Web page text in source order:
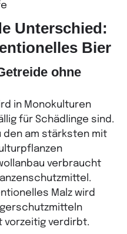
Unterschied:
Bier
ohne
in Monokulturen
für Schädlinge sind.
den am stärksten mit
verbraucht
Malz wird
vorzeitig verdirbt.